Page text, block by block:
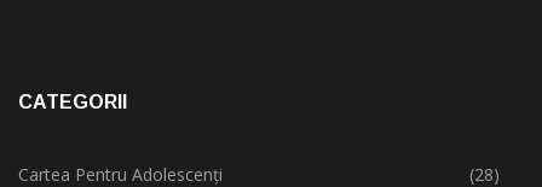
CATEGORII
Cartea Pentru Adolescenți
(28)